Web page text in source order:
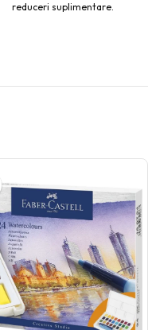
reduceri suplimentare.